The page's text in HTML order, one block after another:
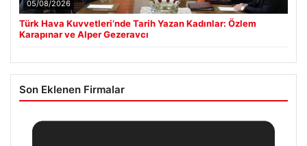
05/08/2026
Türk Hava Kuvvetleri’nde Tarih Yazan Kadınlar: Özlem
Karapınar ve Alper Gezeravcı
Son Eklenen Firmalar